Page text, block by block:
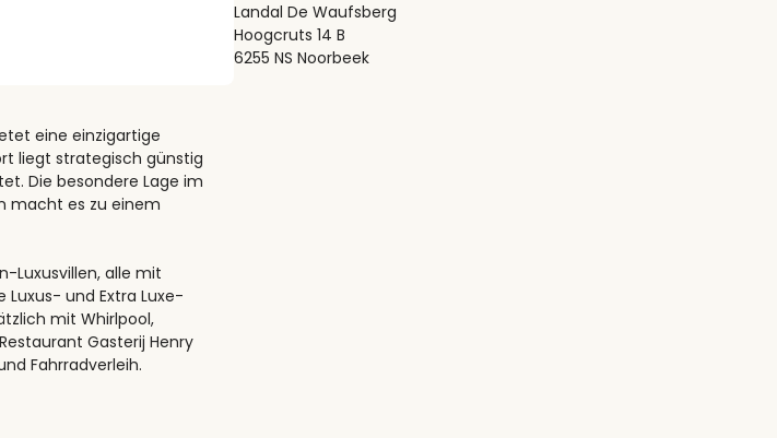
eine einzigartige
liegt strategisch günstig
Die besondere Lage im
macht es zu einem
Luxusvillen, alle mit
Luxus- und Extra Luxe-
mit Whirlpool,
Gasterij Henry
Fahrradverleih.
Landal De Waufsberg
Hoogcruts 14 B
6255 NS Noorbeek